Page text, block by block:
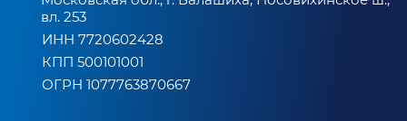
вл. 253
ИНН 7720602428
КПП 500101001
ОГРН 1077763870667